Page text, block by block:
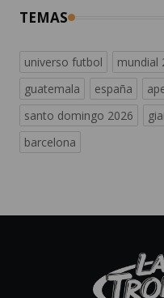
TEMAS
universo futbol mundial
guatemala
españa
santo domingo 2026
barcelona